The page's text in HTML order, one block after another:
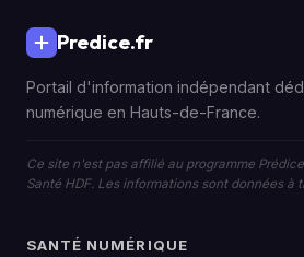
Predice.fr
Portail d'information indépendant
numérique en Hauts-de-France.
Ce site n'est pas affilié au programme
Santé HDF. Les informations sont données à
SANTÉ NUMÉRIQUE